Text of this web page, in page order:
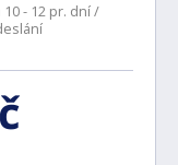
10 - 12 pr. dní /